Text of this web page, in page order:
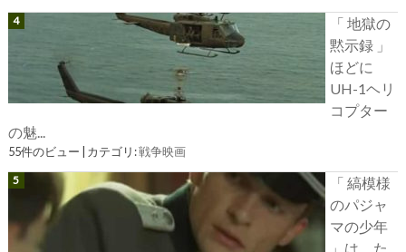
「 地獄の
黙示録 」
ほどに
UH-1ヘリ
コプター
の魅...
55件のビュー | カテゴリ:戦争映画
「 縞模様
のパジャ
マの少年
」は、た